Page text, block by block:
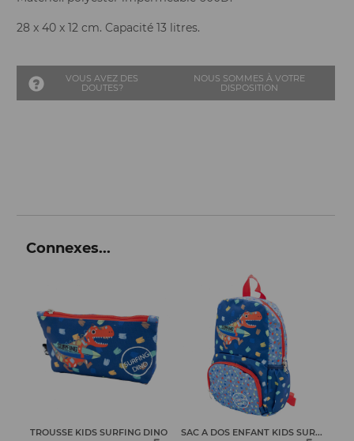
28 x 40 x 12 cm. Capacité 13 litres.
VOUS AVEZ DES
DOUTES?
NOUS SOMMES À VOTRE
DISPOSITION
Connexes...
SAC A DOS ENFANT KIDS SUR... SAC A CORDON KIDS DINO